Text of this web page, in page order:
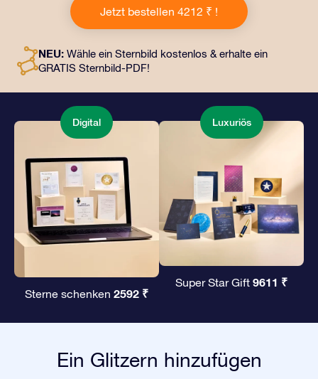
schönen Umschlag und personalisierte Dokumente, die
an eine Adresse Ihrer Wahl gesendet werden, sowie
unserer Apps. Es ist eine zauberhafte Art, Freunden und
Liebsten ein unvergängliches Geschenk zu
Jetzt bestellen 4212 ₹ !
NEU: Wähle ein Sternbild kostenlos & erhalte ein
GRATIS Sternbild-PDF!
Digital
Sterne schenken 2592 ₹
Luxuriös
Super Star Gift 9611 ₹
Ein Glitzern hinzufügen